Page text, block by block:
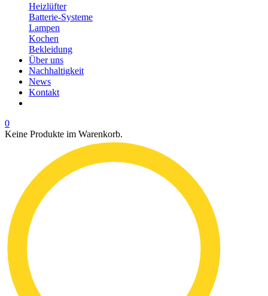
Heizlüfter
Batterie-Systeme
Lampen
Kochen
Bekleidung
Über uns
Nachhaltigkeit
News
Kontakt
0
Keine Produkte im Warenkorb.